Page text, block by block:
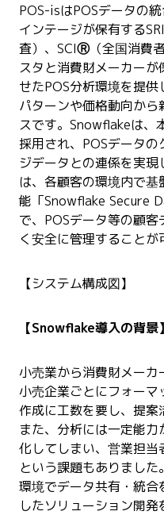
POS-isはPOSデータの
インテージが保有する
査）、SCIⓇ（全国消費
スタと消費財メーカー
せたPOS分析環境を提
パターンや価格動向か
スです。Snowflakeは、
採用され、POSデータ
ジデータとの連係を実
は、各顧客の環境内で
能「Snowflake Secure
で、POSデータ等の顧
く安全に管理することが
【システム構成図】
【Snowflake導入の背景】
小売業から消費財メーカ
小売企業ごとにフォー
作成に工数を要し、提案
また、分析には一定能
化してしまい、営業担
という課題もありまし
環境でデータ共有・統
したソリューション開発